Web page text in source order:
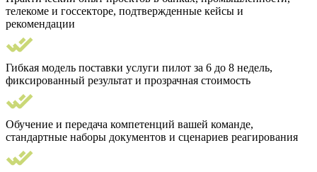
телекоме и госсекторе, подтвержденные кейсы и
рекомендации
Гибкая модель поставки услуги пилот за 6 до 8 недель,
фиксированный результат и прозрачная стоимость
Обучение и передача компетенций вашей команде,
стандартные наборы документов и сценариев реагирования